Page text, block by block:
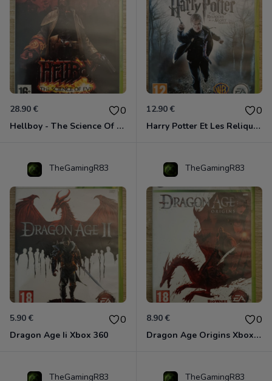
28.90 € 0
Hellboy - The Science Of Evil Xbox 360
12.90 € 0
Harry Potter Et Les Reliques De La Mort - 1ère Partie Xbox 360
TheGamingR83
5.90 € 0
Dragon Age Ii Xbox 360
TheGamingR83
8.90 € 0
Dragon Age Origins Xbox 360
TheGamingR83 TheGamingR83